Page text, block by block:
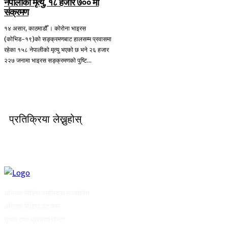
नेपालीको मृत्यु, १८ हजार ७०० मा
संक्रमण
१४ असार, काठमाडौँ । कोरोना भाइरस
(कोभिड-१९)को सङ्क्रमणबाट हालसम्म प्रवासमा
रहेका १५८ नेपालीको मृत्यु भएको छ भने २६ हजार
२२७ जनामा भाइरस सङ्क्रमणको पुष्टि...
प्रतिक्रिया लेख्नुहोस्